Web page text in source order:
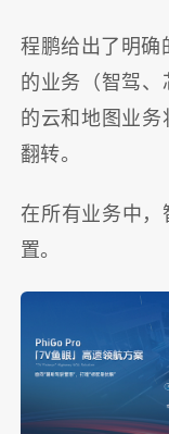
程鹏给出了明确
的业务（智驾
的云和地图业
翻转。
在所有业务中，
置。